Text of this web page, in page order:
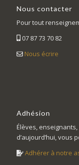
Nous contacter
Pour tout
07 87 73 70 82
Nous écrire
Adhésion
Élèves,
d’aujourd’hui, vous
Adhérer à notre